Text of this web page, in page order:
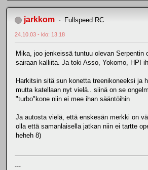
jarkkom Fullspeed RC
24.10.03 - klo: 13.18
Mika, joo jenkeissä tuntuu olevan Serpentin
sairaan kalliita. Ja toki Asso, Yokomo, HPI
Harkitsin sitä sun konetta treenikoneeksi ja
mutta katellaan nyt vielä.. siinä on se
"turbo"kone niin ei mee ihan sääntöihin
Ja autosta vielä, että enskesän merkki on
olla että samanlaisella jatkan niin ei tartte
heheh 8)
---